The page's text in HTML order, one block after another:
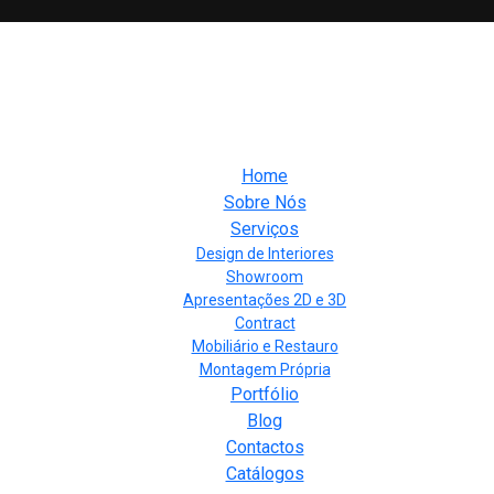
Home
Sobre Nós
Serviços
Design de Interiores
Showroom
Apresentações 2D e 3D
Contract
Mobiliário e Restauro
Montagem Própria
Portfólio
Blog
Contactos
Catálogos